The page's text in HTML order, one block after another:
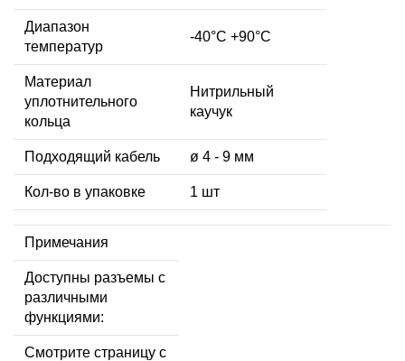
Диапазон
температур
-40°C +90°C
Материал
уплотнительного
кольца
Нитрильный
каучук
Подходящий кабель ø 4 - 9 мм
Кол-во в упаковке 1 шт
Примечания
Доступны разъемы с
различными
функциями:
Смотрите страницу с